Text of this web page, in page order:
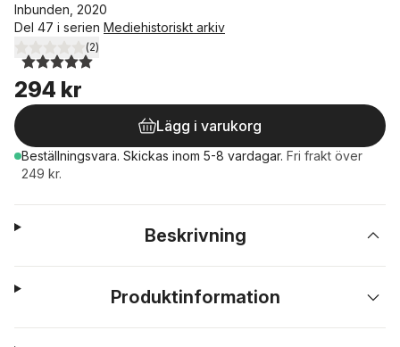
Inbunden, 2020
Del 47 i serien Mediehistoriskt arkiv
5,0utav 5 stjärnor. Totalt antal röster:
(2)
294 kr
Lägg i varukorg
Beställningsvara. Skickas inom 5-8 vardagar. Fri frakt över
249 kr.
Beskrivning
Produktinformation